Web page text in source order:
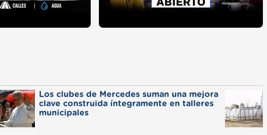
Los clubes de Mercedes suman una mejora
clave construida íntegramente en talleres
municipales